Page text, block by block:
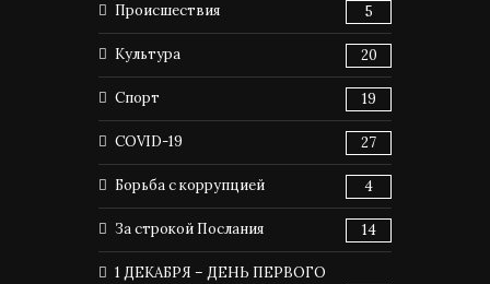
Происшествия 5
Культура 20
Спорт 19
COVID-19 27
Борьба с коррупцией 4
За строкой Послания 14
1 ДЕКАБРЯ – ДЕНЬ ПЕРВОГО